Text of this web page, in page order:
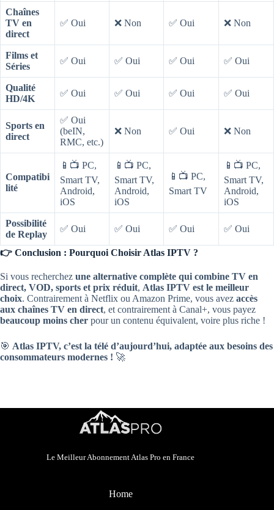
Chaînes
TV en
direct
✅ Oui ❌ Non ✅ Oui ❌ Non
Films et
Séries
✅ Oui ✅ Oui ✅ Oui ✅ Oui
Qualité
HD/4K
✅ Oui ✅ Oui ✅ Oui ✅ Oui
Sports en
direct
✅ Oui
(beIN,
RMC, etc.)
❌ Non ✅ Oui ❌ Non
Compatibi
lité
📱📺 PC,
Smart TV,
Android,
iOS
📱📺 PC,
Smart TV,
Android,
iOS
📱📺 PC,
Smart TV
📱📺 PC,
Smart TV,
Android,
iOS
Possibilité
de Replay
✅ Oui ✅ Oui ✅ Oui ✅ Oui
👉 Conclusion : Pourquoi Choisir Atlas IPTV ?
Si vous recherchez une alternative complète qui combine TV en
direct, VOD, sports et prix réduit, Atlas IPTV est le meilleur
choix. Contrairement à Netflix ou Amazon Prime, vous avez accès
aux chaînes TV en direct, et contrairement à Canal+, vous payez
beaucoup moins cher pour un contenu équivalent, voire plus riche !
🎯 Atlas IPTV, c’est la télé d’aujourd’hui, adaptée aux besoins des
consommateurs modernes ! 🚀
Le Meilleur Abonnement Atlas Pro en France
Home